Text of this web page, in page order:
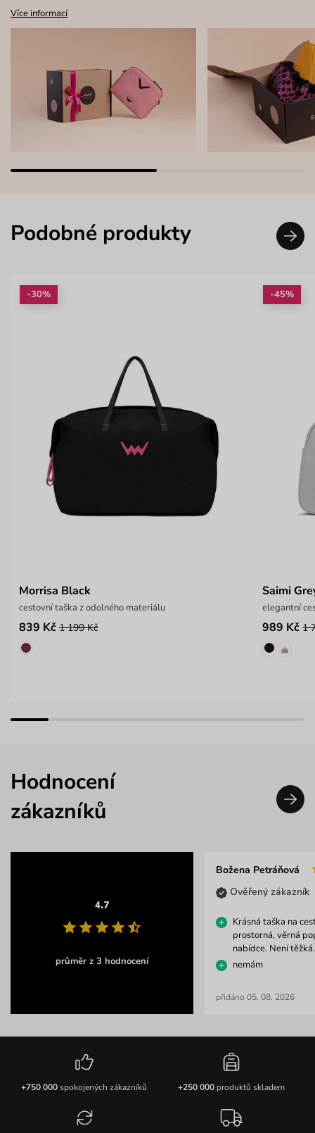
Více informací
Podobné produkty
-30%
Morrisa Black
cestovní taška z odolného materiálu
839 Kč 1 199 Kč
-45%
Saimi
elegantní
989 Kč 1
Hodnocení
zákazníků
4.7
průměr z 3 hodnocení
Božena Petráňová
Ověřený zákazník
Krásná taška na
prostorná, věrná
nabídce. Není těžká.
nemám
přidáno 05. 08. 2026
+750 000spokojených zákazníků +250 000produktů skladem